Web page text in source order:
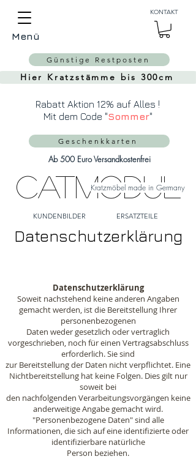
CatModul
Kratzmöbel made in Germany
Menü
KONTAKT
KUNDENBILDER ERSATZTEILE
Ab 500 Euro Versandkostenfrei
Hier Kratzstämme bis 300cm
Geschenkkarten
Günstige Restposten
Rabatt Aktion 12% auf Alles !
Mit dem Code "Sommer"
Datenschutzerklärung
Datenschutzerklärung
Soweit nachstehend keine anderen Angaben
gemacht werden, ist die Bereitstellung Ihrer
personenbezogenen
Daten weder gesetzlich oder vertraglich
vorgeschrieben, noch für einen Vertragsabschluss
erforderlich. Sie sind
zur Bereitstellung der Daten nicht verpflichtet. Eine
Nichtbereitstellung hat keine Folgen. Dies gilt nur
soweit bei
den nachfolgenden Verarbeitungsvorgängen keine
anderweitige Angabe gemacht wird.
"Personenbezogene Daten" sind alle
Informationen, die sich auf eine identifizierte oder
identifizierbare natürliche
Person beziehen.